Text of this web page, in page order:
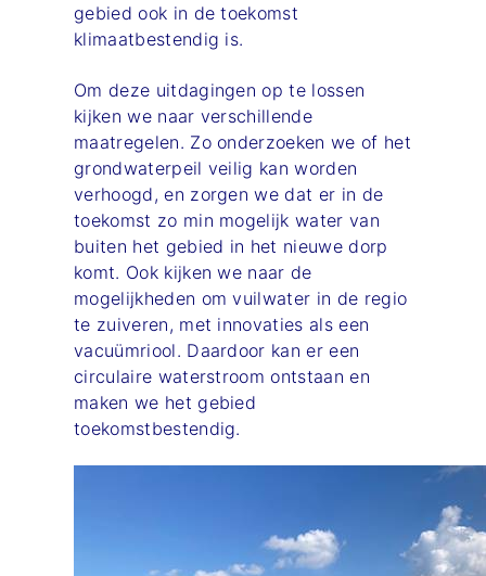
gebied ook in de toekomst
klimaatbestendig is.
Om deze uitdagingen op te lossen
kijken we naar verschillende
maatregelen. Zo onderzoeken we of het
grondwaterpeil veilig kan worden
verhoogd, en zorgen we dat er in de
toekomst zo min mogelijk water van
buiten het gebied in het nieuwe dorp
komt. Ook kijken we naar de
mogelijkheden om vuilwater in de regio
te zuiveren, met innovaties als een
vacuümriool. Daardoor kan er een
circulaire waterstroom ontstaan en
maken we het gebied
toekomstbestendig.